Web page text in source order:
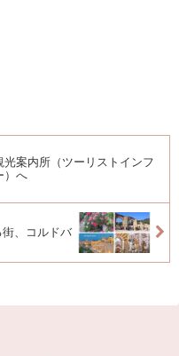
光案内所（ツーリストインフ
）へ
、コルドバ